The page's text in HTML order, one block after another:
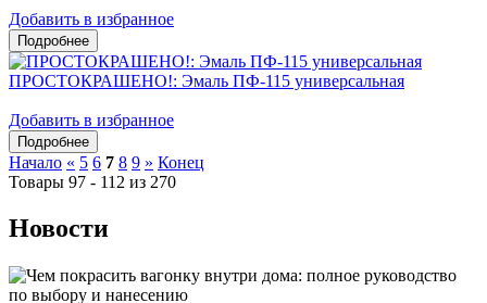
Добавить в избранное
ПРОСТОКРАШЕНО!: Эмаль ПФ-115 универсальная
Добавить в избранное
Начало « 5 6 7 8 9 » Конец
Товары 97 - 112 из 270
Новости